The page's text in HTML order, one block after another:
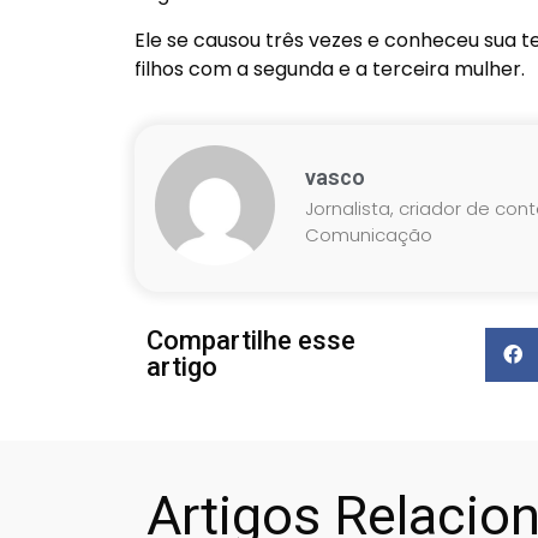
Ele se causou três vezes e conheceu sua
filhos com a segunda e a terceira mulher.
vasco
Jornalista, criador de
Comunicação
Compartilhe esse
artigo
Artigos